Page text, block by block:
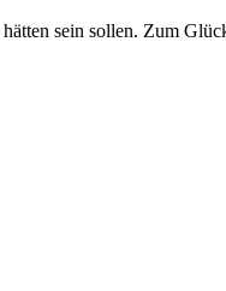
sein sollen. Zum